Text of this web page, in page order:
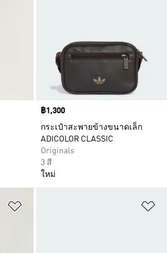
Price
฿1,300
กระเป๋าสะพายข้างขนาดเล็ก
ADICOLOR CLASSIC
Originals
3 สี
ใหม่